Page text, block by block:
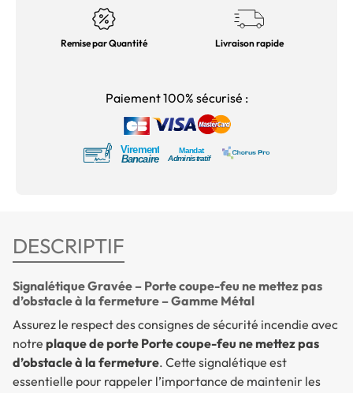
Remise par Quantité Livraison rapide
Paiement 100% sécurisé :
DESCRIPTIF
Signalétique Gravée – Porte coupe-feu ne mettez pas
d’obstacle à la fermeture – Gamme Métal
Assurez le respect des consignes de sécurité incendie avec
notre plaque de porte Porte coupe-feu ne mettez pas
d’obstacle à la fermeture. Cette signalétique est
essentielle pour rappeler l’importance de maintenir les